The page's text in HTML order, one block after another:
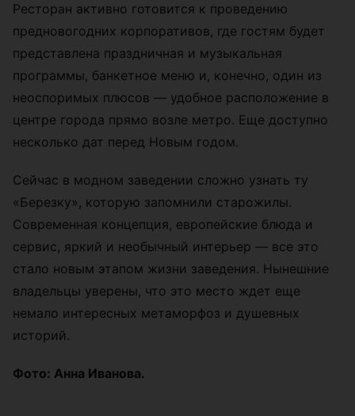
Ресторан активно готовится к проведению
предновогодних корпоративов, где гостям будет
представлена праздничная и музыкальная
программы, банкетное меню и, конечно, один из
неоспоримых плюсов — удобное расположение в
центре города прямо возле метро. Еще доступно
несколько дат перед Новым годом.
Сейчас в модном заведении сложно узнать ту
«Березку», которую запомнили старожилы.
Современная концепция, европейские блюда и
сервис, яркий и необычный интерьер — все это
стало новым этапом жизни заведения. Нынешние
владельцы уверены, что это место ждет еще
немало интересных метаморфоз и душевных
историй.
Фото: Анна Иванова.